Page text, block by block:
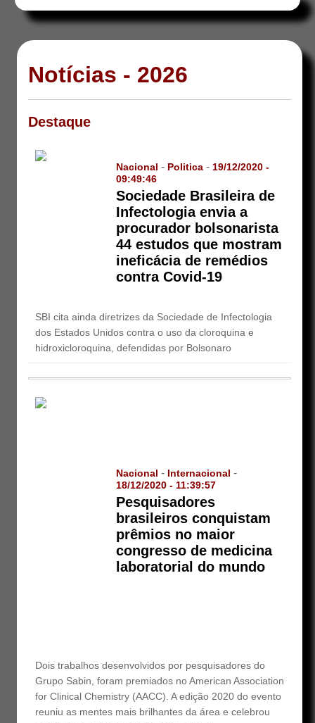
Notícias - 2026
Destaque
Nacional - Politica - 19/12/2020 -
09:49:46
Sociedade Brasileira de
Infectologia envia a
procurador bolsonarista
44 estudos que mostram
ineficácia de remédios
contra Covid-19
SBI cita ainda diretrizes da Sociedade de Infectologia
dos Estados Unidos contra o uso da cloroquina e
hidroxicloroquina, defendidas por Bolsonaro
Nacional - Internacional -
18/12/2020 - 11:39:57
Pesquisadores
brasileiros conquistam
prêmios no maior
congresso de medicina
laboratorial do mundo
Dois trabalhos desenvolvidos por pesquisadores do
Grupo Sabin, foram premiados no American Association
for Clinical Chemistry (AACC). A edição 2020 do evento
reuniu as mentes mais brilhantes da área e celebrou